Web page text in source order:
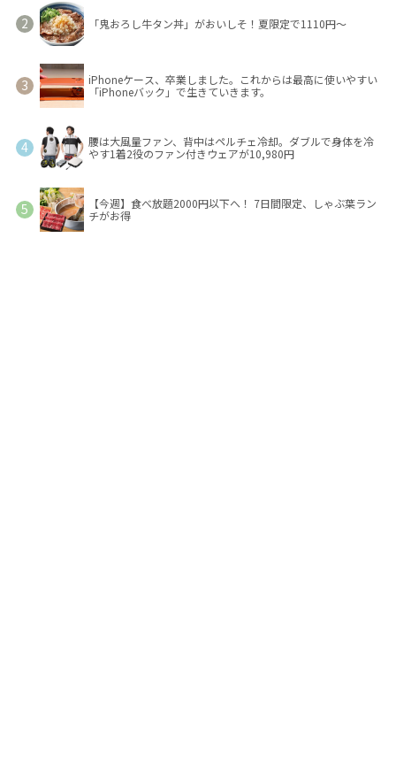
「鬼おろし牛タン丼」がおいしそ！夏限定で1110円～
iPhoneケース、卒業しました。これからは最高に使いやすい
「iPhoneバック」で生きていきます。
腰は大風量ファン、背中はペルチェ冷却。ダブルで身体を冷
やす1着2役のファン付きウェアが10,980円
【今週】食べ放題2000円以下へ！ 7日間限定、しゃぶ葉ラン
チがお得